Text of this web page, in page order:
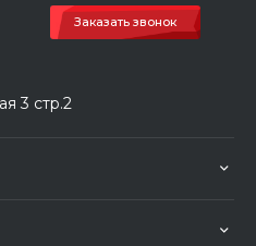
Заказать звонок
3 стр.2